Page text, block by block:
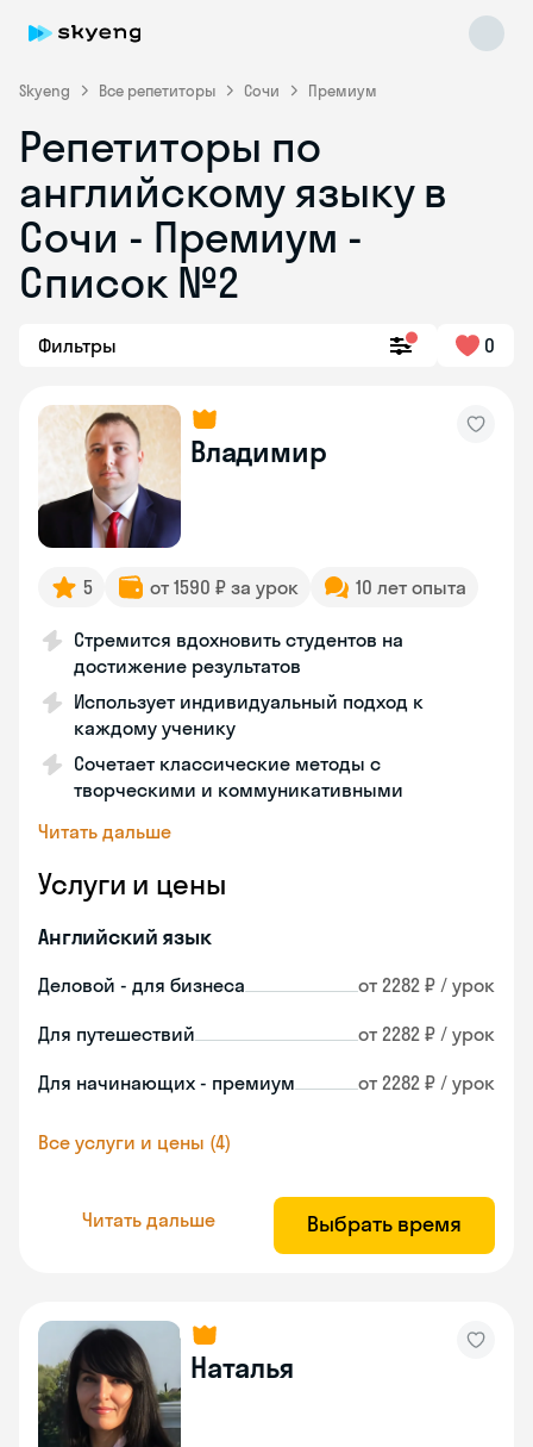
Skyeng Все репетиторы Сочи Премиум
Репетиторы по
английскому языку в
Сочи - Премиум -
Список №2
Фильтры 0
Владимир
5 от 1590 ₽ за урок 10 лет опыта
Стремится вдохновить студентов на
достижение результатов
Использует индивидуальный подход к
каждому ученику
Сочетает классические методы с
творческими и коммуникативными
Читать дальше
Услуги и цены
Английский язык
Деловой - для бизнеса от 2282 ₽ / урок
Для путешествий от 2282 ₽ / урок
Для начинающих - премиум от 2282 ₽ / урок
Все услуги и цены (4)
Читать дальше Выбрать время
Наталья